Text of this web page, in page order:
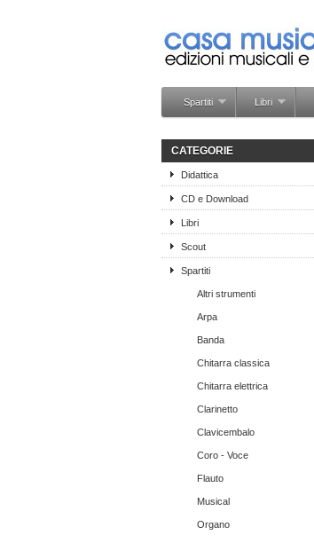
Spartiti Libri
CATEGORIE
Didattica
CD e Download
Libri
Scout
Spartiti
Altri strumenti
Arpa
Banda
Chitarra classica
Chitarra elettrica
Clarinetto
Clavicembalo
Coro - Voce
Flauto
Musical
Organo